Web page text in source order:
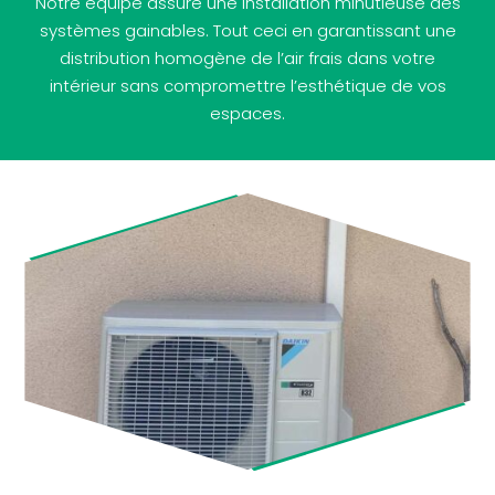
systèmes gainables. Tout ceci en garantissant une
distribution homogène de l’air frais dans votre
intérieur sans compromettre l’esthétique de vos
espaces.